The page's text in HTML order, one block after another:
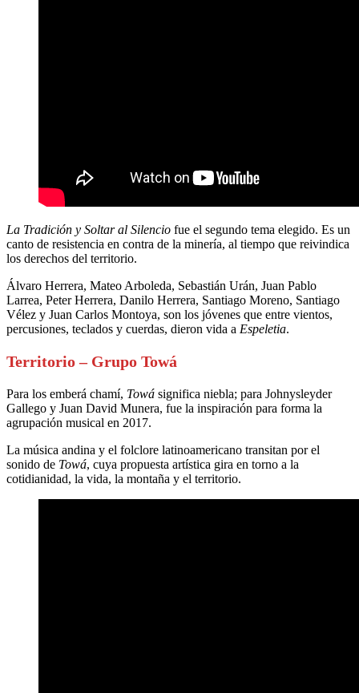
La Tradición y Soltar al Silencio fue el segundo tema elegido. Es un
canto de resistencia en contra de la minería, al tiempo que reivindica
los derechos del territorio.
Álvaro Herrera, Mateo Arboleda, Sebastián Urán, Juan Pablo
Larrea, Peter Herrera, Danilo Herrera, Santiago Moreno, Santiago
Vélez y Juan Carlos Montoya, son los jóvenes que entre vientos,
percusiones, teclados y cuerdas, dieron vida a Espeletia.
Territorio – Grupo Towá
Para los emberá chamí, Towá significa niebla; para Johnysleyder
Gallego y Juan David Munera, fue la inspiración para forma la
agrupación musical en 2017.
La música andina y el folclore latinoamericano transitan por el
sonido de Towá, cuya propuesta artística gira en torno a la
cotidianidad, la vida, la montaña y el territorio.